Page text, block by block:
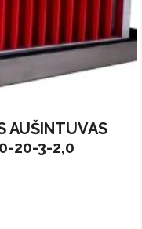
AUŠINTUVAS
20-3-2,0